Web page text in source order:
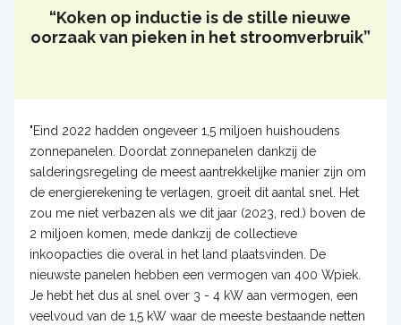
“Koken op inductie is de stille nieuwe
oorzaak van pieken in het stroomverbruik”
"Eind 2022 hadden ongeveer 1,5 miljoen huishoudens
zonnepanelen. Doordat zonnepanelen dankzij de
salderingsregeling de meest aantrekkelijke manier zijn om
de energierekening te verlagen, groeit dit aantal snel. Het
zou me niet verbazen als we dit jaar (2023, red.) boven de
2 miljoen komen, mede dankzij de collectieve
inkoopacties die overal in het land plaatsvinden. De
nieuwste panelen hebben een vermogen van 400 Wpiek.
Je hebt het dus al snel over 3 - 4 kW aan vermogen, een
veelvoud van de 1,5 kW waar de meeste bestaande netten